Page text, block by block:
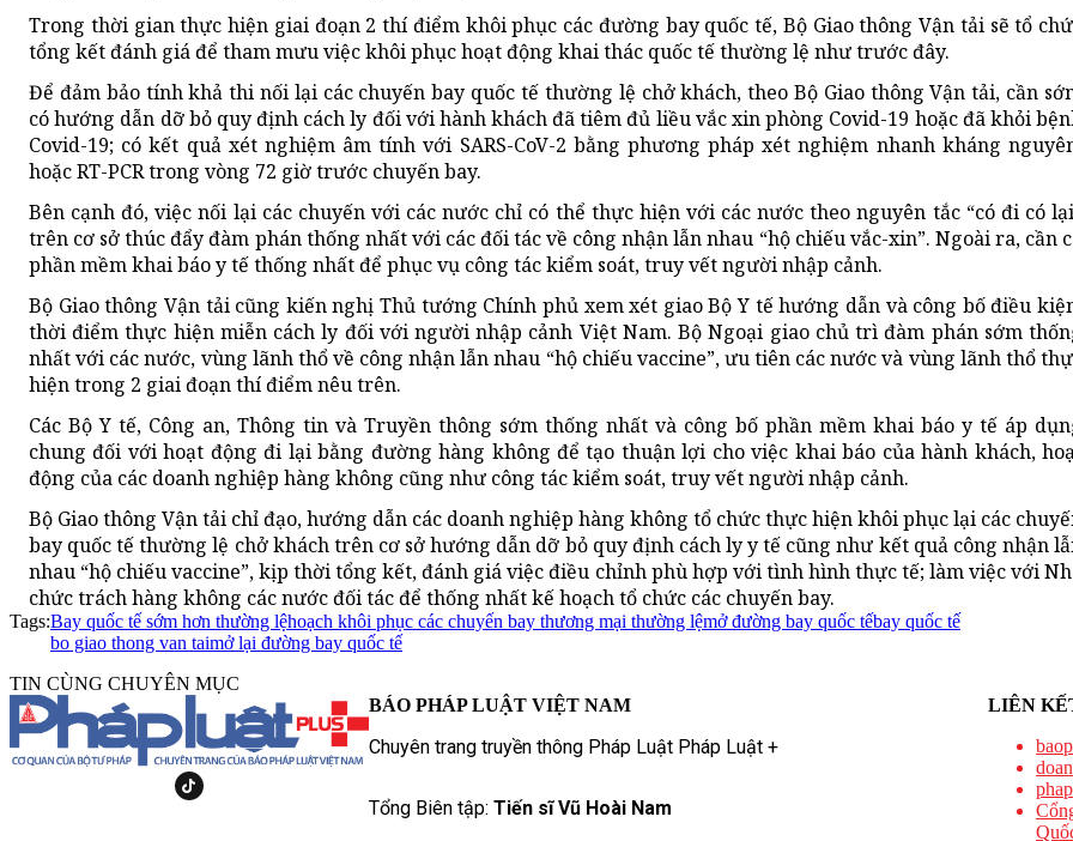
Trong thời gian thực hiện giai đoạn 2 thí điểm khôi phục các đường bay quốc tế, Bộ Giao thông Vận tải sẽ tổ
tổng kết đánh giá để tham mưu việc khôi phục hoạt động khai thác quốc tế thường lệ như trước đây.
Để đảm bảo tính khả thi nối lại các chuyến bay quốc tế thường lệ chở khách, theo Bộ Giao thông Vận tải, cần
có hướng dẫn dỡ bỏ quy định cách ly đối với hành khách đã tiêm đủ liều vắc xin phòng Covid-19 hoặc đã khỏi
Covid-19; có kết quả xét nghiệm âm tính với SARS-CoV-2 bằng phương pháp xét nghiệm nhanh kháng
hoặc RT-PCR trong vòng 72 giờ trước chuyến bay.
Bên cạnh đó, việc nối lại các chuyến với các nước chỉ có thể thực hiện với các nước theo nguyên tắc “có đi có
trên cơ sở thúc đẩy đàm phán thống nhất với các đối tác về công nhận lẫn nhau “hộ chiếu vắc-xin”. Ngoài ra, cần
phần mềm khai báo y tế thống nhất để phục vụ công tác kiểm soát, truy vết người nhập cảnh.
Bộ Giao thông Vận tải cũng kiến nghị Thủ tướng Chính phủ xem xét giao Bộ Y tế hướng dẫn và công bố điều
thời điểm thực hiện miễn cách ly đối với người nhập cảnh Việt Nam. Bộ Ngoại giao chủ trì đàm phán sớm
nhất với các nước, vùng lãnh thổ về công nhận lẫn nhau “hộ chiếu vaccine”, ưu tiên các nước và vùng lãnh thổ
hiện trong 2 giai đoạn thí điểm nêu trên.
Các Bộ Y tế, Công an, Thông tin và Truyền thông sớm thống nhất và công bố phần mềm khai báo y tế áp
chung đối với hoạt động đi lại bằng đường hàng không để tạo thuận lợi cho việc khai báo của hành khách,
động của các doanh nghiệp hàng không cũng như công tác kiểm soát, truy vết người nhập cảnh.
Bộ Giao thông Vận tải chỉ đạo, hướng dẫn các doanh nghiệp hàng không tổ chức thực hiện khôi phục lại các
bay quốc tế thường lệ chở khách trên cơ sở hướng dẫn dỡ bỏ quy định cách ly y tế cũng như kết quả công nhận
nhau “hộ chiếu vaccine”, kịp thời tổng kết, đánh giá việc điều chỉnh phù hợp với tình hình thực tế; làm việc với
chức trách hàng không các nước đối tác để thống nhất kế hoạch tổ chức các chuyến bay.
Tags:Bay quốc tế sớm hơn thường lệhoạch khôi phục các chuyến bay thương mại thường lệmở đường bay quốc tếbay quốc tế
bo giao thong van taimở lại đường bay quốc tế
TIN CÙNG CHUYÊN MỤC
BÁO PHÁP LUẬT VIỆT NAM
Chuyên trang truyền thông Pháp Luật Pháp Luật +
Tổng Biên tập: Tiến sĩ Vũ Hoài Nam
LIÊN